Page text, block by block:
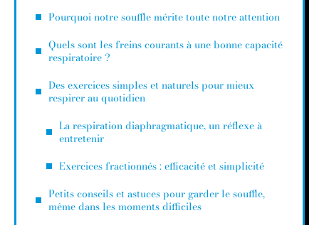
Pourquoi notre souffle mérite toute notre attention
Quels sont les freins courants à une bonne capacité
respiratoire ?
Des exercices simples et naturels pour mieux
respirer au quotidien
La respiration diaphragmatique, un réflexe à
entretenir
Exercices fractionnés : efficacité et simplicité
Petits conseils et astuces pour garder le souffle,
même dans les moments difficiles